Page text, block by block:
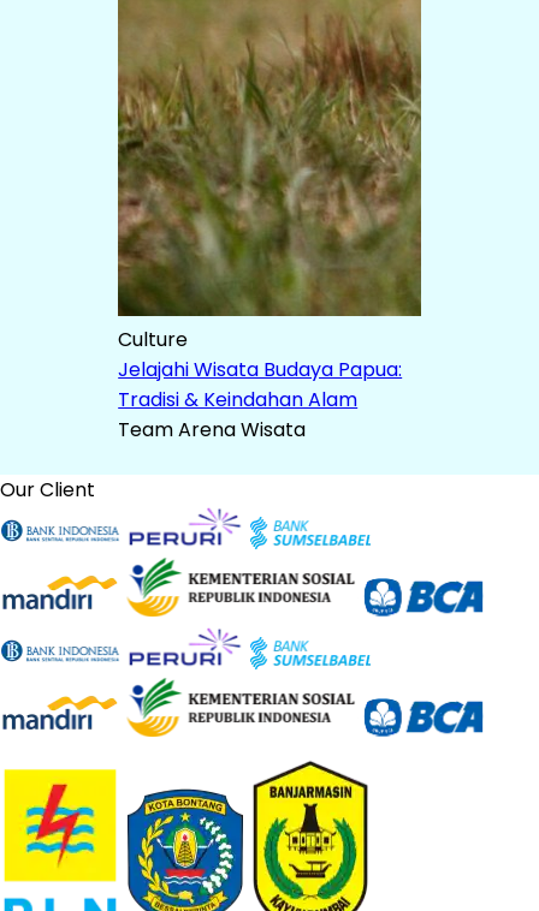
Culture
Jelajahi Wisata Budaya Papua:
Tradisi & Keindahan Alam
Team Arena Wisata
Our Client